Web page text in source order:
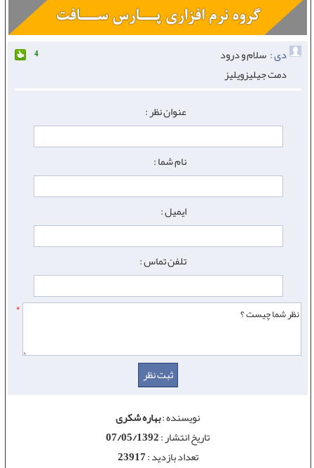
دی : سلام و درود 4
دمت جیلیزویلیز
عنوان نظر :
نام شما :
ایمیل :
تلفن تماس :
*
نویسنده :بهاره شکری
تاریخ انتشار :07/05/1392
تعداد بازدید :23917